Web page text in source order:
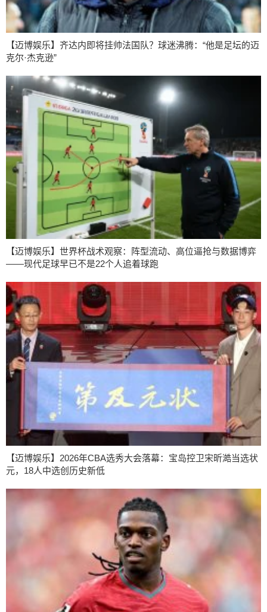
【迈博娱乐】齐达内即将挂帅法国队？球迷沸腾：“他是足坛的迈
克尔·杰克逊”
【迈博娱乐】世界杯战术观察：阵型流动、高位逼抢与数据博弈
——现代足球早已不是22个人追着球跑
【迈博娱乐】2026年CBA选秀大会落幕：宝岛控卫宋昕澔当选状
元，18人中选创历史新低